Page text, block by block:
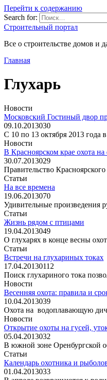
Перейти к содержанию
Search for:
Строительный портал
Все о строительстве домов и
Главная
Глухарь
Новости
Московский Гостиный двор
09.10.2013030
С 10 по 13 октября 2013 года
Новости
В Красноярском крае охота
30.07.2013029
Правительство
Статьи
На все времена
19.06.2013070
Удивительные произведения
Статьи
Жизнь рядом с птицами
19.04.2013049
О глухарях в конце весны
Статьи
Встречи на глухариных токах
17.04.20130112
Поиск глухариного тока
Новости
Весенняя охота: правила и
10.04.2013039
Охота на водоплавающую
Новости
Открытие охоты на гусей,
05.04.2013032
В южной зоне Оренбургской
Статьи
Календарь охотника и
01.04.2013033